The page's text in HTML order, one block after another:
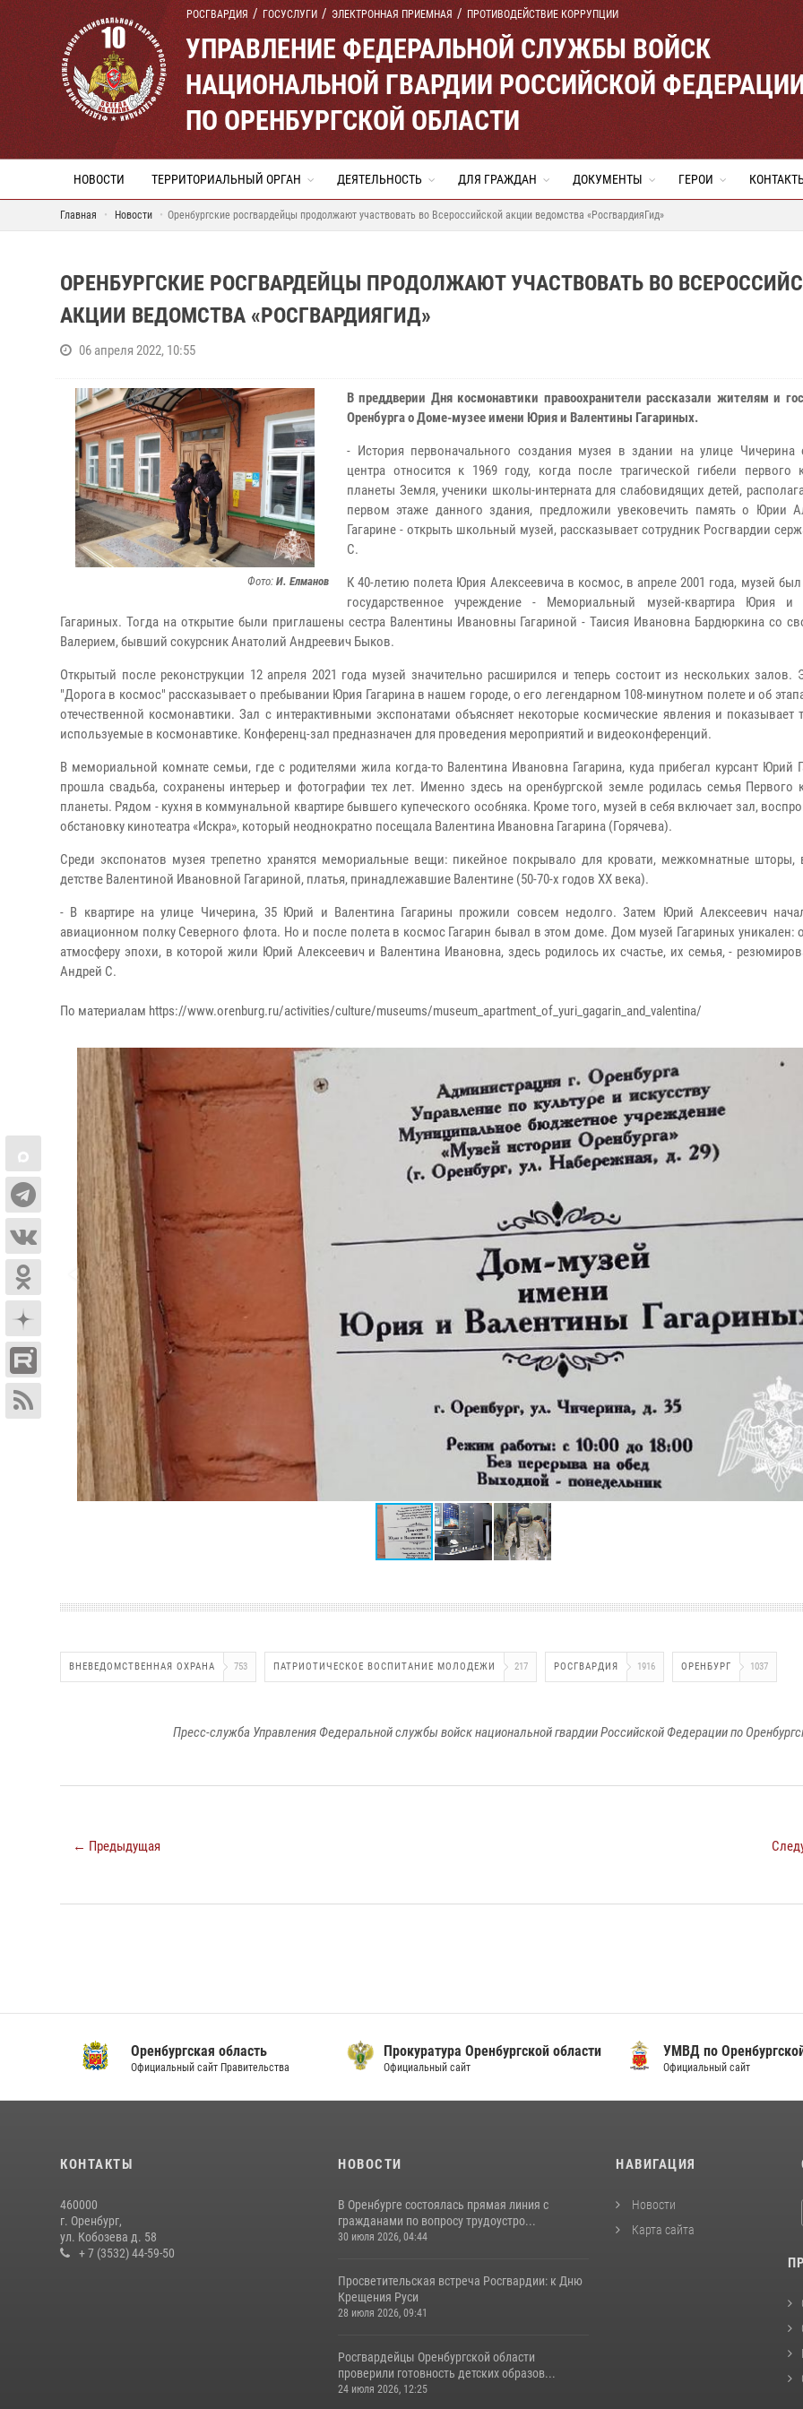
РОСГВАРДИЯ ГОСУСЛУГИ ЭЛЕКТРОННАЯ ПРИЕМНАЯ ПРОТИВОДЕЙСТВИЕ КОРРУПЦИИ
УПРАВЛЕНИЕ ФЕДЕРАЛЬНОЙ СЛУЖБЫ ВОЙСК
НАЦИОНАЛЬНОЙ ГВАРДИИ РОССИЙСКОЙ
ПО ОРЕНБУРГСКОЙ ОБЛАСТИ
НОВОСТИ ТЕРРИТОРИАЛЬНЫЙ ОРГАН ДЕЯТЕЛЬНОСТЬ ДЛЯ ГРАЖДАН ДОКУМЕНТЫ ГЕРОИ
Главная Новости Оренбургские росгвардейцы продолжают участвовать во Всероссийской акции ведомства «РосгвардияГид»
ОРЕНБУРГСКИЕ РОСГВАРДЕЙЦЫ ПРОДОЛЖАЮТ УЧАСТВОВАТЬ ВО
АКЦИИ ВЕДОМСТВА «РОСГВАРДИЯГИД»
06 апреля 2022, 10:55
Фото: И. Елманов
В преддверии Дня космонавтики правоохранители рассказали жителям и
Оренбурга о Доме-музее имени Юрия и Валентины Гагариных.
- История первоначального создания музея в здании на улице Чичерина
центра относится к 1969 году, когда после трагической гибели первого
планеты Земля, ученики школы-интерната для слабовидящих детей,
первом этаже данного здания, предложили увековечить память о Юрии
Гагарине - открыть школьный музей, рассказывает сотрудник Росгвардии
С.
К 40-летию полета Юрия Алексеевича в космос, в апреле 2001 года, музей был
государственное учреждение - Мемориальный музей-квартира Юрия и
Гагариных. Тогда на открытие были приглашены сестра Валентины Ивановны Гагариной - Таисия Ивановна Бардюркина со
Валерием, бывший сокурсник Анатолий Андреевич Быков.
Открытый после реконструкции 12 апреля 2021 года музей значительно расширился и теперь состоит из нескольких залов.
"Дорога в космос" рассказывает о пребывании Юрия Гагарина в нашем городе, о его легендарном 108-минутном полете и об
отечественной космонавтики. Зал с интерактивными экспонатами объясняет некоторые космические явления и показывает
используемые в космонавтике. Конференц-зал предназначен для проведения мероприятий и видеоконференций.
В мемориальной комнате семьи, где с родителями жила когда-то Валентина Ивановна Гагарина, куда прибегал курсант Юрий
прошла свадьба, сохранены интерьер и фотографии тех лет. Именно здесь на оренбургской земле родилась семья Первого
планеты. Рядом - кухня в коммунальной квартире бывшего купеческого особняка. Кроме того, музей в себя включает зал,
обстановку кинотеатра «Искра», который неоднократно посещала Валентина Ивановна Гагарина (Горячева).
Среди экспонатов музея трепетно хранятся мемориальные вещи: пикейное покрывало для кровати, межкомнатные
детстве Валентиной Ивановной Гагариной, платья, принадлежавшие Валентине (50-70-х годов XX века).
- В квартире на улице Чичерина, 35 Юрий и Валентина Гагарины прожили совсем недолго. Затем Юрий Алексеевич
авиационном полку Северного флота. Но и после полета в космос Гагарин бывал в этом доме. Дом музей Гагариных уникален:
атмосферу эпохи, в которой жили Юрий Алексеевич и Валентина Ивановна, здесь родилось их счастье, их семья, -
Андрей С.
По материалам https://www.orenburg.ru/activities/culture/museums/museum_apartment_of_yuri_gagarin_and_valentina/
ВНЕВЕДОМСТВЕННАЯ ОХРАНА 753 ПАТРИОТИЧЕСКОЕ ВОСПИТАНИЕ МОЛОДЕЖИ 217 РОСГВАРДИЯ 1916 ОРЕНБУРГ 1037
Пресс-служба Управления Федеральной службы войск национальной гвардии Российской Федерации по
← Предыдущая
Оренбургская область
Официальный сайт Правительства
Прокуратура Оренбургской области
Официальный сайт
УМВД по Оренбургской
Официальный сайт
КОНТАКТЫ
460000
г. Оренбург,
ул. Кобозева д. 58
+ 7 (3532) 44-59-50
НОВОСТИ
В Оренбурге состоялась прямая линия с
гражданами по вопросу трудоустро...
30 июля 2026, 04:44
Просветительская встреча Росгвардии: к Дню
Крещения Руси
28 июля 2026, 09:41
Росгвардейцы Оренбургской области
проверили готовность детских образов...
24 июля 2026, 12:25
НАВИГАЦИЯ
Новости
Карта сайта